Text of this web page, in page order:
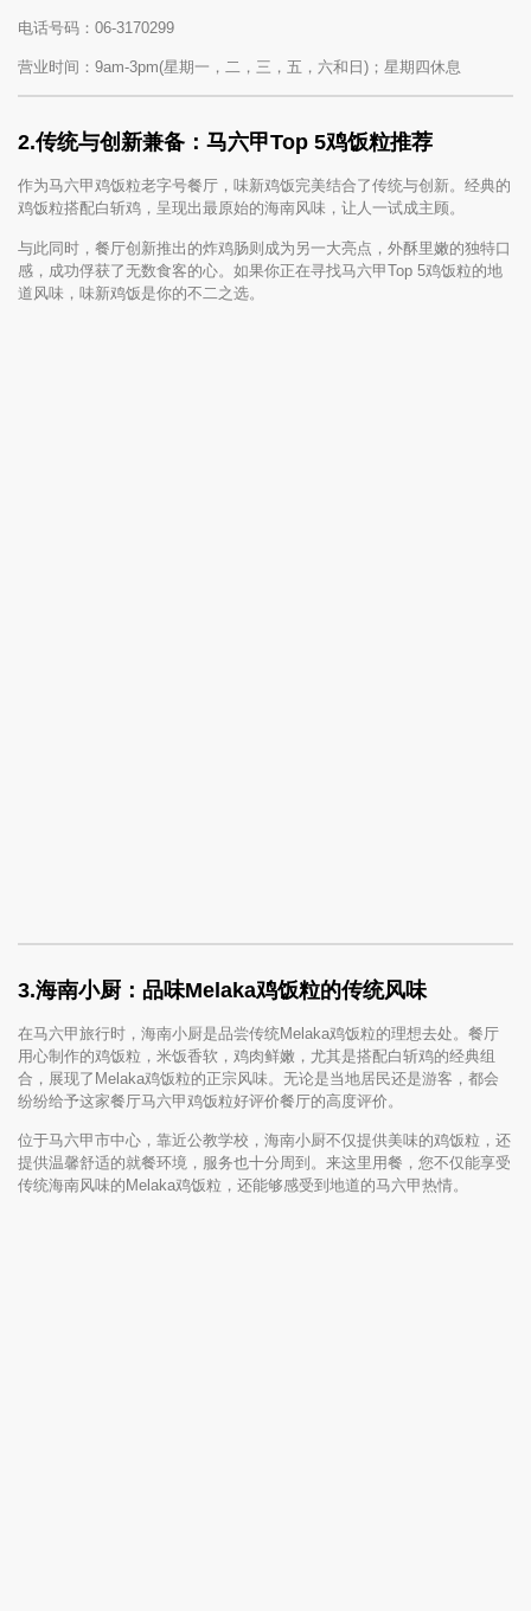
电话号码：06-3170299
营业时间：9am-3pm(星期一，二，三，五，六和日)；星期四休息
2.传统与创新兼备：马六甲Top 5鸡饭粒推荐
作为马六甲鸡饭粒老字号餐厅，味新鸡饭完美结合了传统与创新。经典的
鸡饭粒搭配白斩鸡，呈现出最原始的海南风味，让人一试成主顾。
与此同时，餐厅创新推出的炸鸡肠则成为另一大亮点，外酥里嫩的独特口
感，成功俘获了无数食客的心。如果你正在寻找马六甲Top 5鸡饭粒的地
道风味，味新鸡饭是你的不二之选。
3.海南小厨：品味Melaka鸡饭粒的传统风味
在马六甲旅行时，海南小厨是品尝传统Melaka鸡饭粒的理想去处。餐厅
用心制作的鸡饭粒，米饭香软，鸡肉鲜嫩，尤其是搭配白斩鸡的经典组
合，展现了Melaka鸡饭粒的正宗风味。无论是当地居民还是游客，都会
纷纷给予这家餐厅马六甲鸡饭粒好评价餐厅的高度评价。
位于马六甲市中心，靠近公教学校，海南小厨不仅提供美味的鸡饭粒，还
提供温馨舒适的就餐环境，服务也十分周到。来这里用餐，您不仅能享受
传统海南风味的Melaka鸡饭粒，还能够感受到地道的马六甲热情。